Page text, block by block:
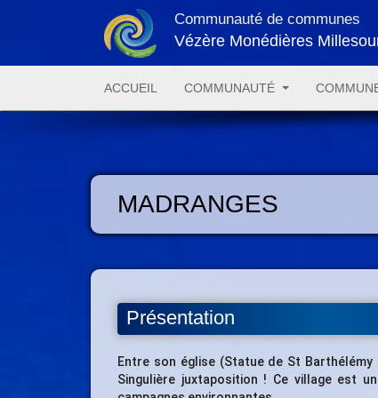
Communauté de communes
Vézère Monédières
ACCUEIL COMMUNAUTÉ
MADRANGES
Présentation
Entre son église (Statue de St
Singulière juxtaposition ! Ce village est